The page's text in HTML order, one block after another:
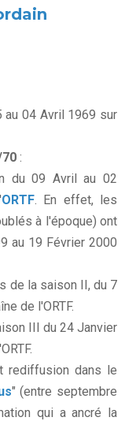
au 04 Avril 1969 sur
:
du 09 Avril au 02
ORTF . En effet, les
à l'époque) ont
au 19 Février 2000
de la saison II, du 7
de l'ORTF.
III du 24 Janvier
rediffusion dans le
" (entre septembre
qui a ancré la